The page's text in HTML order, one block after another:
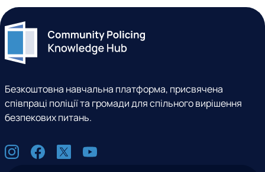
Безкоштовна навчальна платформа, присвячена
співпраці поліції та громади для спільного вирішення
безпекових питань.
С
оI
F
X
Y